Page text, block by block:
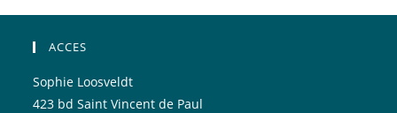
ACCES
Sophie Loosveldt
423 bd Saint Vincent de Paul